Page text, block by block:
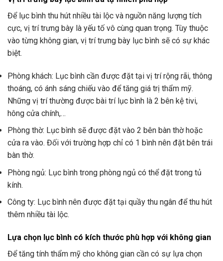
Để lục bình thu hút nhiều tài lộc và nguồn năng lượng tích
cực, vị trí trưng bày là yếu tố vô cùng quan trọng. Tùy thuộc
vào từng không gian, vị trí trưng bày lục bình sẽ có sự khác
biệt.
Phòng khách: Lục bình cần được đặt tại vị trí rộng rãi, thông
thoáng, có ánh sáng chiếu vào để tăng giá trị thẩm mỹ.
Những vị trí thường được bài trí lục bình là 2 bên kệ tivi,
hông cửa chính,…
Phòng thờ: Lục bình sẽ được đặt vào 2 bên bàn thờ hoặc
cửa ra vào. Đối với trường hợp chỉ có 1 bình nên đặt bên trái
bàn thờ.
Phòng ngủ: Lục bình trong phòng ngủ có thể đặt trong tủ
kính.
Công ty: Lục bình nên được đặt tại quầy thu ngân để thu hút
thêm nhiều tài lộc.
Lựa chọn lục bình có kích thước phù hợp với không gian
Để tăng tính thẩm mỹ cho không gian cần có sự lựa chọn